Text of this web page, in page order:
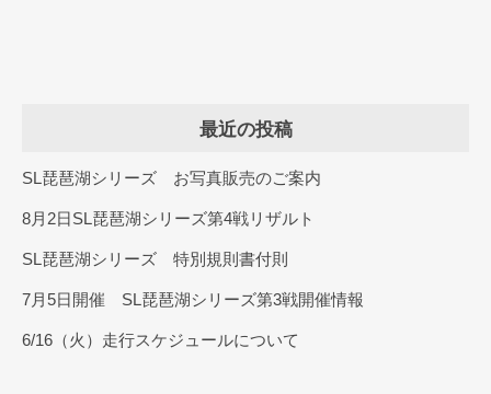
最近の投稿
SL琵琶湖シリーズ お写真販売のご案内
8月2日SL琵琶湖シリーズ第4戦リザルト
SL琵琶湖シリーズ 特別規則書付則
7月5日開催 SL琵琶湖シリーズ第3戦開催情報
6/16（火）走行スケジュールについて